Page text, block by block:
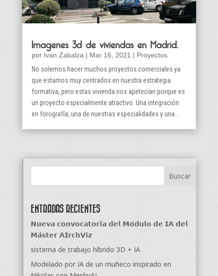
Imagenes 3d de viviendas en Madrid.
por Ivan Zabalza| Mar 16, 2021 | Proyectos
No solemos hacer muchos proyectos comerciales ya
que estamos muy centrados en nuestra estrategia
formativa, pero estas vivienda nos apetecían porque es
un proyecto especialmente atractivo. Una integración
en forografía, una de nuestras especialidades y una...
ENTRADAS RECIENTES
𝗡𝘂𝗲𝘃𝗮 𝗰𝗼𝗻𝘃𝗼𝗰𝗮𝘁𝗼𝗿𝗶𝗮 𝗱𝗲𝗹 𝗠𝗼́𝗱𝘂𝗹𝗼 𝗱𝗲 𝗜𝗔 𝗱𝗲𝗹
𝗠𝗮́𝘀𝘁𝗲𝗿 𝗔𝗜𝗿𝗰𝗵𝗩𝗶𝘇
sistema de trabajo híbrido 3D + IA
Modelado por IA de un muñeco inspirado en